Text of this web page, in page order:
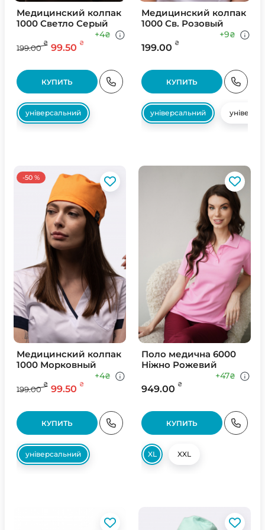
Медицинский колпак
1000 Светло Серый
199.00
₴ 99.50 ₴
+4₴
КУПИТЬ
універсальний
Медицинский колпак
1000 Св. Розовый
199.00 ₴
+9₴
КУПИТЬ
універсальний
-50 %
Медицинский колпак
1000 Морковный
199.00
₴ 99.50 ₴
+4₴
КУПИТЬ
універсальний
Поло медична 6000
Ніжно Рожевий
949.00 ₴
+47₴
КУПИТЬ
XL XXL